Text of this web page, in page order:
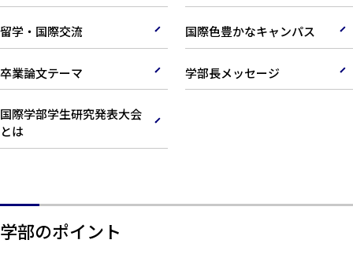
留学・国際交流 国際色豊かなキャンパス
卒業論文テーマ 学部長メッセージ
国際学部学生研究発表大会
とは
学部のポイント